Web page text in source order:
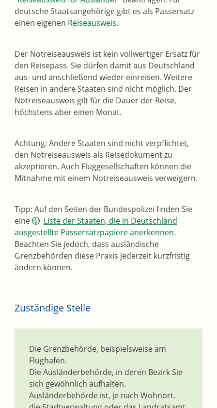
deutsche Staatsangehörige gibt es als Passersatz
einen eigenen Reiseausweis.
Der Notreiseausweis ist kein vollwertiger Ersatz für
den Reisepass. Sie dürfen damit aus Deutschland
aus- und anschließend wieder einreisen. Weitere
Reisen in andere Staaten sind nicht möglich. Der
Notreiseausweis gilt für die Dauer der Reise,
höchstens aber einen Monat.
Achtung: Andere Staaten sind nicht verpflichtet,
den Notreiseausweis als Reisedokument zu
akzeptieren. Auch Fluggesellschaften können die
Mitnahme mit einem Notreiseausweis verweigern.
Tipp: Auf den Seiten der Bundespolizei finden Sie
eine
Liste der Staaten, die in Deutschland
ausgestellte Passersatzpapiere anerkennen.
Beachten Sie jedoch, dass ausländische
Grenzbehörden diese Praxis jederzeit kurzfristig
ändern können.
Zuständige Stelle
Die Grenzbehörde, beispielsweise am
Flughafen.
Die Ausländerbehörde, in deren Bezirk Sie
sich gewöhnlich aufhalten.
Ausländerbehörde ist, je nach Wohnort,